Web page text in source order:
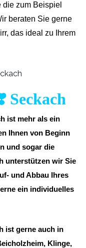
zum Beispiel
beraten Sie gerne
das ideal zu Ihrem
Seckach
ist mehr als ein
Ihnen von Beginn
und sogar die
unterstützen wir Sie
und Abbau Ihres
ein individuelles
ist gerne auch in
Klinge,